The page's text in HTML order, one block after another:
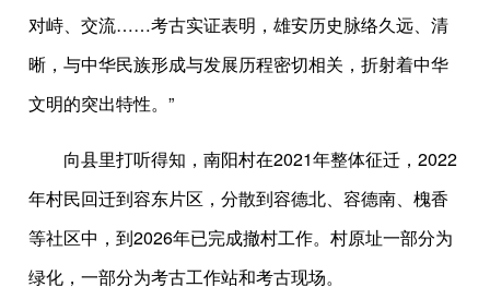
对峙、交流……考古实证表明，雄安历史脉络久远、清
晰，与中华民族形成与发展历程密切相关，折射着中华
文明的突出特性。”
向县里打听得知，南阳村在2021年整体征迁，2022
年村民回迁到容东片区，分散到容德北、容德南、槐香
等社区中，到2026年已完成撤村工作。村原址一部分为
绿化，一部分为考古工作站和考古现场。